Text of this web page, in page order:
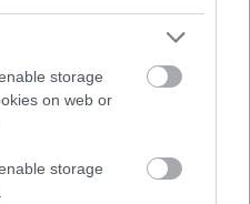
storage
on web or
storage